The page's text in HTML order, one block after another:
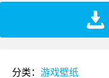
分类： 游戏壁纸